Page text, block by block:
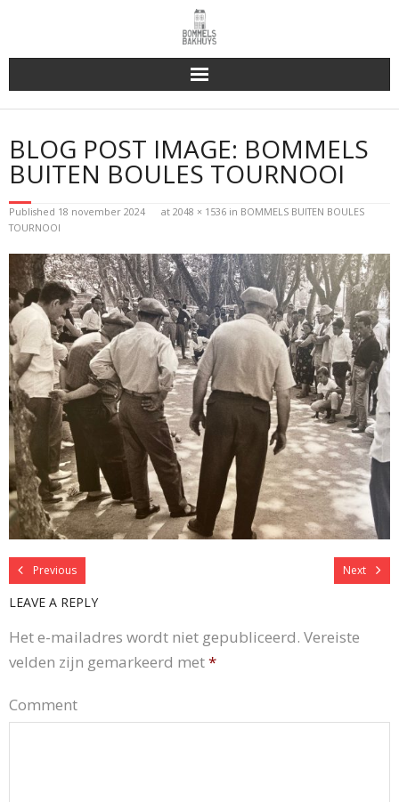
Bakhuys Buiten, verleden heden toekomst
Reserveren & Bestellen
BLOG POST IMAGE: BOMMELS
BUITEN BOULES TOURNOOI
Published 18 november 2024 at 2048 × 1536 in BOMMELS BUITEN BOULES
TOURNOOI
Previous Next
LEAVE A REPLY
Het e-mailadres wordt niet gepubliceerd. Vereiste
velden zijn gemarkeerd met*
Comment